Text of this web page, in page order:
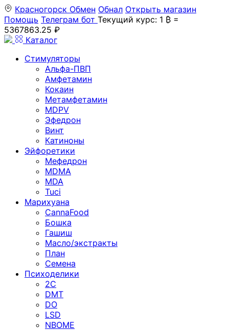
Красногорск Обмен Обнал Открыть магазин
Помощь Телеграм бот Текущий курс: 1 ₿ =
5367863.25 ₽
Каталог
Стимуляторы
Альфа-ПВП
Амфетамин
Кокаин
Метамфетамин
MDPV
Эфедрон
Винт
Катиноны
Эйфоретики
Мефедрон
MDMA
MDA
Tuci
Марихуана
CannaFood
Бошка
Гашиш
Масло/экстракты
План
Семена
Психоделики
2C
DMT
DO
LSD
NBOME